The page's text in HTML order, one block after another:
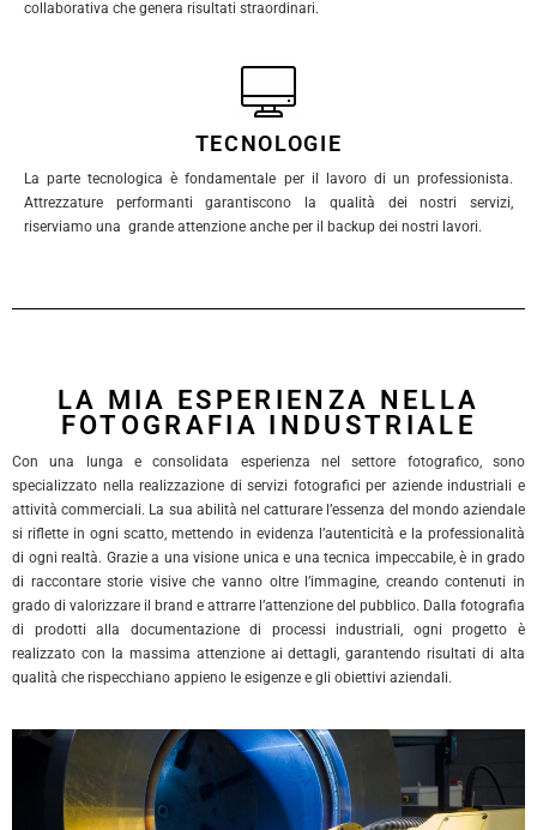
collaborativa che genera risultati straordinari.
TECNOLOGIE
La parte tecnologica è fondamentale per il lavoro di un professionista.
Attrezzature performanti garantiscono la qualità dei nostri servizi,
riserviamo una grande attenzione anche per il backup dei nostri lavori.
LA MIA ESPERIENZA NELLA
FOTOGRAFIA INDUSTRIALE
Con una lunga e consolidata esperienza nel settore fotografico, sono
specializzato nella realizzazione di servizi fotografici per aziende industriali e
attività commerciali. La sua abilità nel catturare l’essenza del mondo aziendale
si riflette in ogni scatto, mettendo in evidenza l’autenticità e la professionalità
di ogni realtà. Grazie a una visione unica e una tecnica impeccabile, è in grado
di raccontare storie visive che vanno oltre l’immagine, creando contenuti in
grado di valorizzare il brand e attrarre l’attenzione del pubblico. Dalla fotografia
di prodotti alla documentazione di processi industriali, ogni progetto è
realizzato con la massima attenzione ai dettagli, garantendo risultati di alta
qualità che rispecchiano appieno le esigenze e gli obiettivi aziendali.